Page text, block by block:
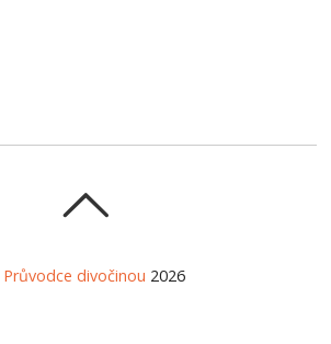
Průvodce divočinou 2026